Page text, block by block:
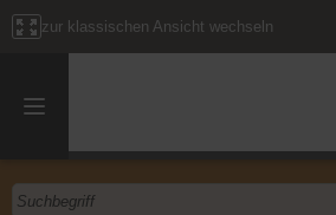
zur klassischen Ansicht wechseln